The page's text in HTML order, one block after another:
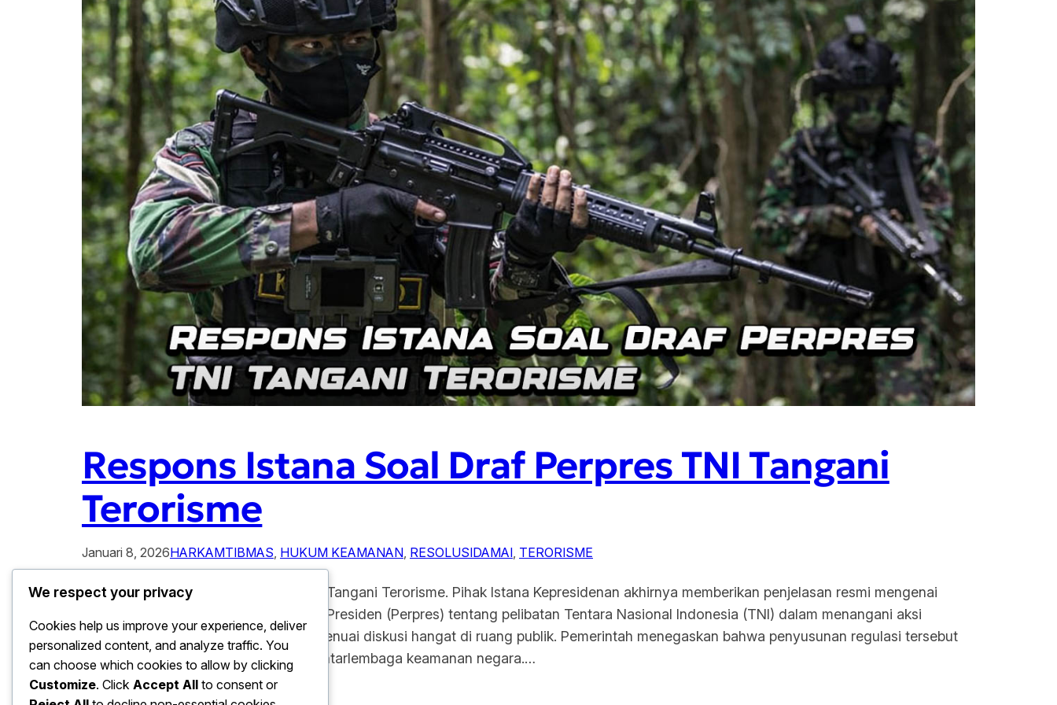
Respons Istana Soal Draf Perpres TNI Tangani
Terorisme
Januari 8, 2026HARKAMTIBMAS, HUKUM KEAMANAN, RESOLUSIDAMAI, TERORISME
Respons Istana Soal Draf Perpres TNI Tangani Terorisme. Pihak Istana Kepresidenan akhirnya memberikan penjelasan resmi mengenai
perkembangan terbaru draf Peraturan Presiden (Perpres) tentang pelibatan Tentara Nasional Indonesia (TNI) dalam menangani aksi
terorisme. Meskipun draf ini sempat menuai diskusi hangat di ruang publik. Pemerintah menegaskan bahwa penyusunan regulasi tersebut
bertujuan untuk memperkuat sinergi antarlembaga keamanan negara.…
We respect your privacy
Cookies help us improve your experience, deliver
personalized content, and analyze traffic. You
can choose which cookies to allow by clicking
Customize. Click Accept All to consent or